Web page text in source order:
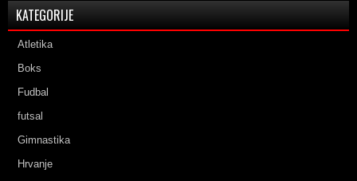
KATEGORIJE
Atletika
Boks
Fudbal
futsal
Gimnastika
Hrvanje